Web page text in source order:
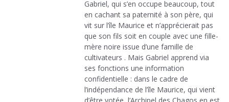
Gabriel, qui s’en occupe beaucoup, tout
en cachant sa paternité à son père, qui
vit sur l’île Maurice et n’apprécierait pas
que son fils soit en couple avec une fille-
mère noire issue d’une famille de
cultivateurs . Mais Gabriel apprend via
ses fonctions une information
confidentielle : dans le cadre de
l’indépendance de l’île Maurice, qui vient